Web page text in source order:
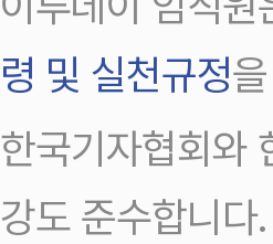
령 및 실천규정
한국기자협회와
강도 준수합니다.